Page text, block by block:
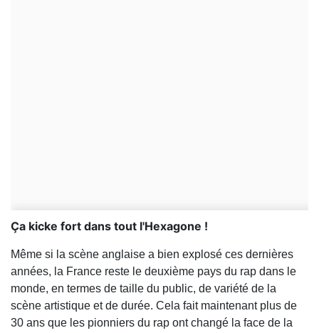
Ça kicke fort dans tout l'Hexagone !
Même si la scène anglaise a bien explosé ces dernières
années, la France reste le deuxième pays du rap dans le
monde, en termes de taille du public, de variété de la
scène artistique et de durée. Cela fait maintenant plus de
30 ans que les pionniers du rap ont changé la face de la